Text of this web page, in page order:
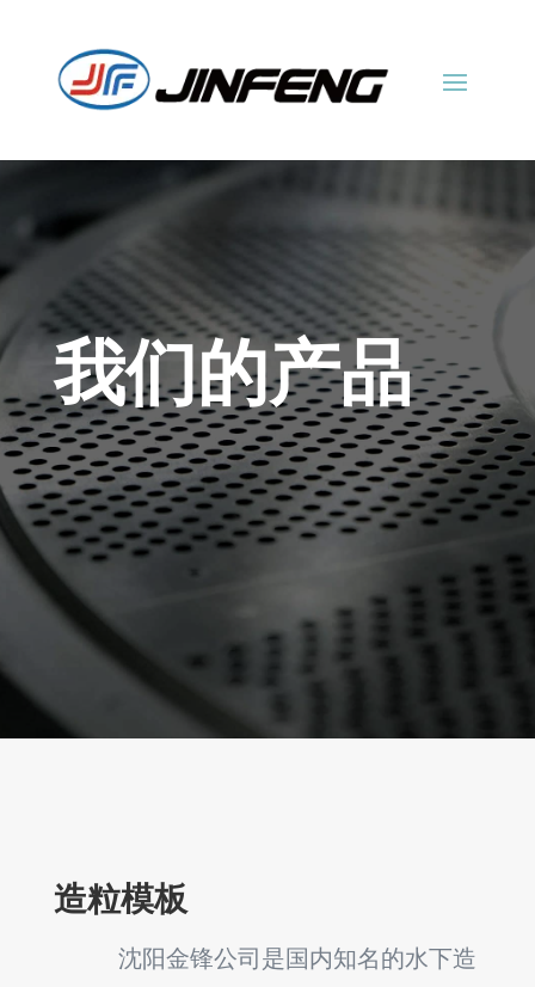
我们的产品
造粒模板
沈阳金锋公司是国内知名的水下造